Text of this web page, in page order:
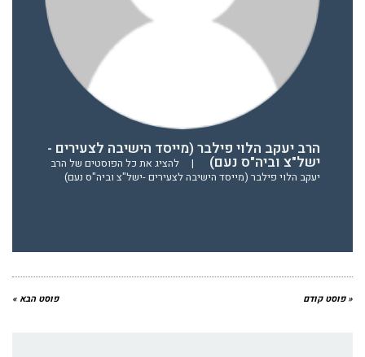
הרב יעקב הלוי פילבר (מייסד הישיבה לצעירים -
ישל"צ וביה"ס נעם) |
להציג את כל הפוסטים של הרב
יעקב הלוי פילבר (מייסד הישיבה לצעירים -ישל"צ וביה"ס נעם)
« פוסט קודם פוסט הבא »